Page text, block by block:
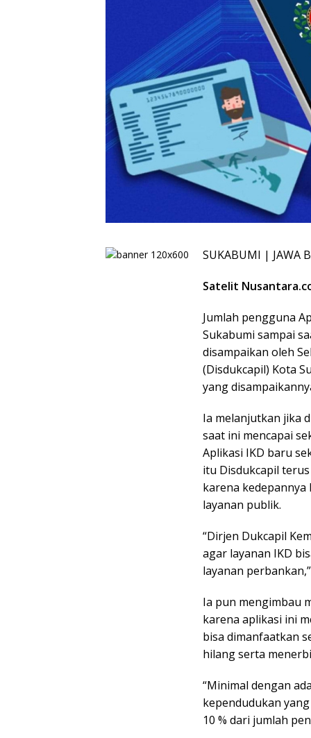
SUKABUMI | JAWA
Satelit
Jumlah pengguna
Sukabumi sampai
disampaikan oleh
(Disdukcapil) Kota
yang
Ia melanjutkan jika
saat ini mencapai
Aplikasi IKD baru
itu Disdukcapil
karena
layanan publik.
“Dirjen Dukcapil
agar layanan IKD
layanan
Ia pun mengimbau
karena aplikasi ini
bisa dimanfaatkan
hilang serta
“Minimal dengan
kependudukan
10 % dari jumlah